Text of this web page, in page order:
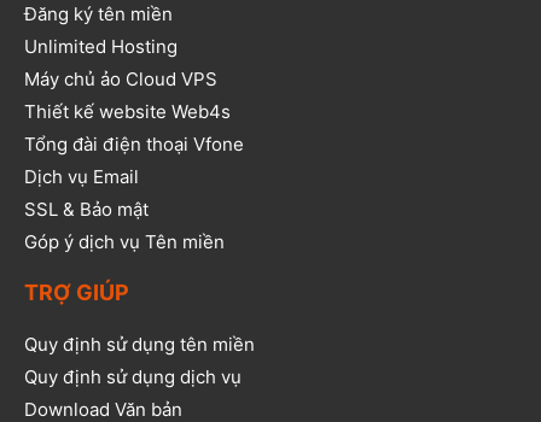
Đăng ký tên miền
Unlimited Hosting
Máy chủ ảo Cloud VPS
Thiết kế website Web4s
Tổng đài điện thoại Vfone
Dịch vụ Email
SSL & Bảo mật
Góp ý dịch vụ Tên miền
TRỢ GIÚP
Quy định sử dụng tên miền
Quy định sử dụng dịch vụ
Download Văn bản